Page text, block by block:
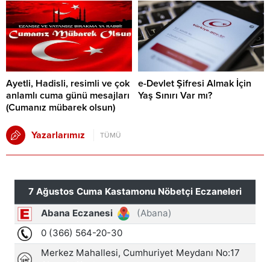
Ayetli, Hadisli, resimli ve çok
anlamlı cuma günü mesajları
(Cumanız mübarek olsun)
e-Devlet Şifresi Almak İçin
Yaş Sınırı Var mı?
Yazarlarımız TÜMÜ